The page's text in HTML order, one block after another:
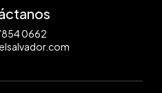
0662